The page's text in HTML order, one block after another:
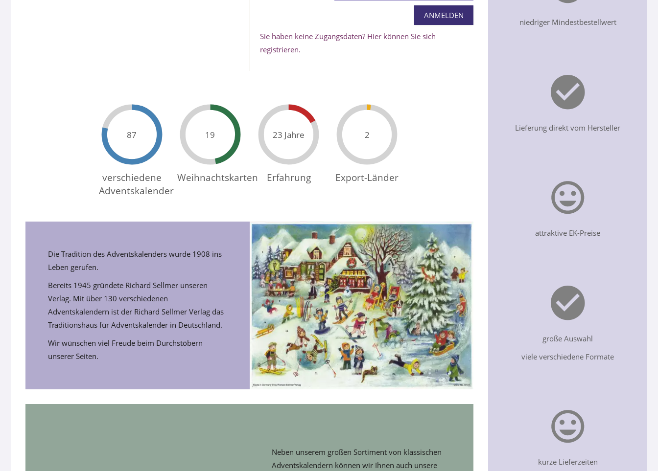
Sie haben keine Zugangsdaten? Hier können Sie sich
registrieren.
129
verschiedene
Adventskalender
32
Weihnachtskarten
50 Jahre
Erfahrung
8
Export-Länder
Die Tradition des Adventskalenders wurde 1908 ins
Leben gerufen.
Bereits 1945 gründete Richard Sellmer unseren
Verlag. Mit über 130 verschiedenen
Adventskalendern ist der Richard Sellmer Verlag das
Traditionshaus für Adventskalender in Deutschland.
Wir wünschen viel Freude beim Durchstöbern
unserer Seiten.
Neben unserem großen Sortiment von klassischen
Adventskalendern können wir Ihnen auch unsere
niedriger Mindestbestellwert
Lieferung direkt vom Hersteller
attraktive EK-Preise
große Auswahl
viele verschiedene Formate
kurze Lieferzeiten